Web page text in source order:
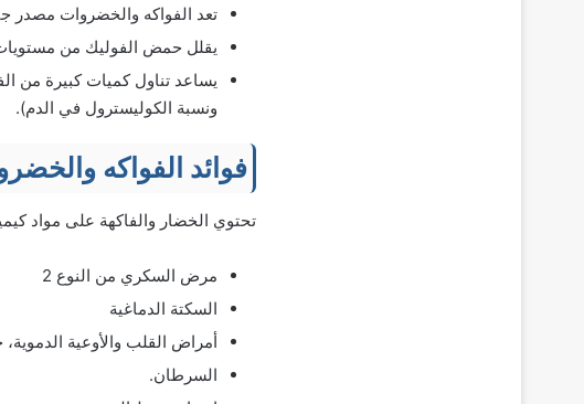
تعد الفواكه والخضروات مصدر
يقلل حمض الفوليك من
يساعد تناول كميات كبيرة
ونسبة الكوليسترول في الدم).
فوائد الفواكه
تحتوي الخضار والفاكهة على مواد
مرض السكري من النوع 2
السكتة الدماغية
أمراض القلب والأوعية
السرطان.